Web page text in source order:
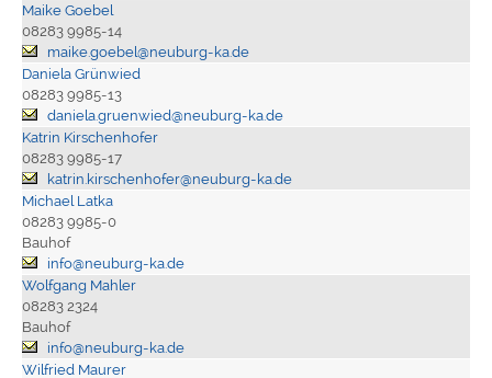
Maike Goebel
08283 9985-14
maike.goebel@neuburg-ka.de
Daniela Grünwied
08283 9985-13
daniela.gruenwied@neuburg-ka.de
Katrin Kirschenhofer
08283 9985-17
katrin.kirschenhofer@neuburg-ka.de
Michael Latka
08283 9985-0
Bauhof
info@neuburg-ka.de
Wolfgang Mahler
08283 2324
Bauhof
info@neuburg-ka.de
Wilfried Maurer